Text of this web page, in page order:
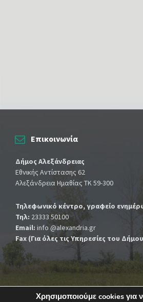
Επικοινωνία
Δήμος Αλεξάνδρειας
Εθνικής Αντίστασης 62
Αλεξάνδρεια Ημαθίας ΤΚ 59-300
Τηλεφωνικό κέντρο, γραφείο
Τηλ: 23333 50100
Email: info @alexandria.gr
Fax (Για όλες τις Υπηρεσίες του
Χρησιμοποιούμε cookies για